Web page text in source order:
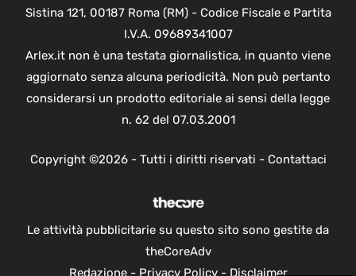
Sistina 121, 00187 Roma (RM) - Codice Fiscale e Partita
I.V.A. 09689341007
Arlex.it non è una testata giornalistica, in quanto viene
aggiornato senza alcuna periodicità. Non può pertanto
considerarsi un prodotto editoriale ai sensi della legge
n. 62 del 07.03.2001
Copyright ©2026 - Tutti i diritti riservati - Contattaci
Le attività pubblicitarie su questo sito sono gestite da
theCoreAdv
Redazione- Privacy Policy- Disclaimer